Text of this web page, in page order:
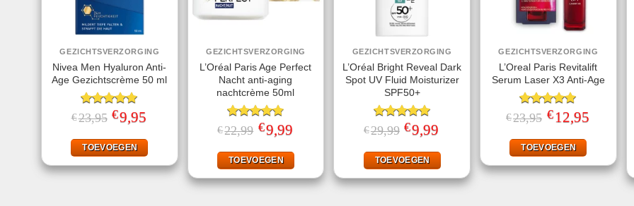
GEZICHTSVERZORGING
Nivea Men Hyaluron Anti-
Age Gezichtscrème 50 ml
Gewaardeerd
5.00 uit 5
€23,95 Oorspronkelijke
prijs
€23,95.
€9,95
€9,95.
TOEVOEGEN
GEZICHTSVERZORGING
L’Oréal Paris Age Perfect
Nacht anti-aging
nachtcrème 50ml
Gewaardeerd
4.75 uit 5
€22,99 Oorspronkelijke
prijs
€22,99.
€9,99Huidige
€9,99.
TOEVOEGEN
GEZICHTSVERZORGING
L’Oréal Bright Reveal Dark
Spot UV Fluid Moisturizer
SPF50+
Gewaardeerd
5.00 uit 5
€29,99 Oorspronkelijke
prijs
€29,99.
€9,99
€9,99.
TOEVOEGEN
GEZICHTSVERZORGING
L’Oreal Paris Revitalift
Serum Laser X3 Anti-Age
Gewaardeerd
5.00uit 5
€23,95 Oorspronkelijke
prijs
€23,95.
€ 12,95prijs
TOEVOEGEN